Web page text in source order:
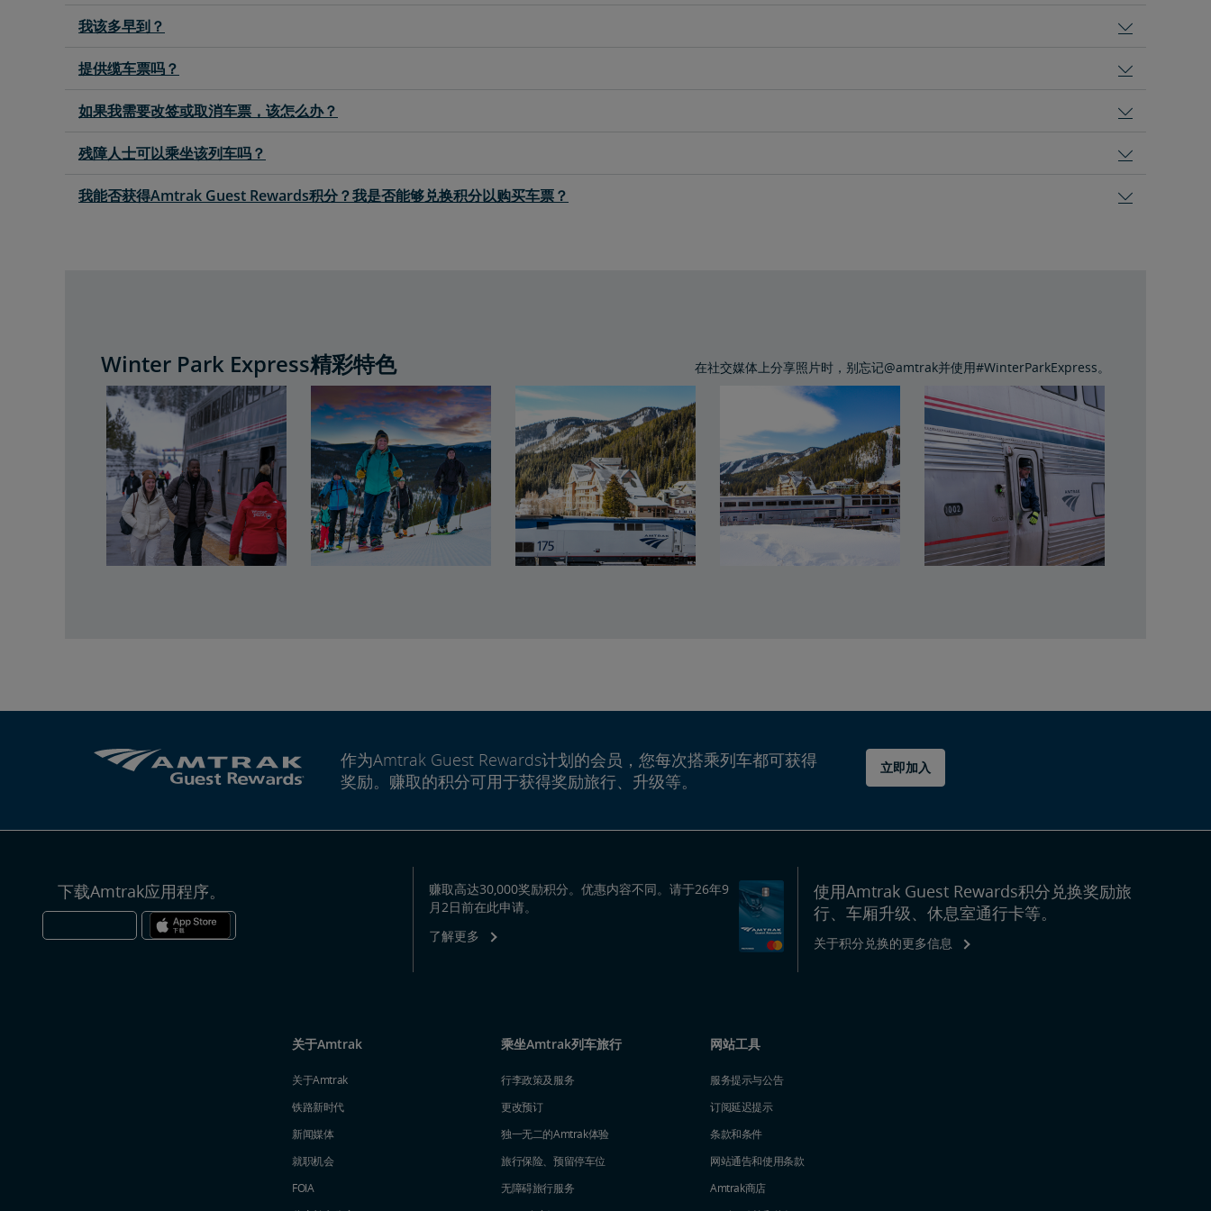
我该多早到？
提供缆车票吗？
如果我需要改签或取消车票，该怎么办？
残障人士可以乘坐该列车吗？
我能否获得Amtrak Guest Rewards积分？我是否能够兑换积分以购买车票？
Winter Park Express精彩特色 在社交媒体上分享照片时，别忘记@amtrak并使用#WinterParkExpress。
作为Amtrak Guest Rewards计划的会员，您每次搭乘列车都可获得
奖励。赚取的积分可用于获得奖励旅行、升级等。
立即加入
下载Amtrak应用程序。
赚取高达30,000奖励积分。优惠内容不同。请于26年9
月2日前在此申请。
了解更多
使用Amtrak Guest Rewards积分兑换奖励旅
行、车厢升级、休息室通行卡等。
关于积分兑换的更多信息
关于Amtrak
关于Amtrak
铁路新时代
新闻媒体
就职机会
FOIA
乘坐Amtrak列车旅行
行李政策及服务
更改预订
独一无二的Amtrak体验
旅行保险、预留停车位
无障碍旅行服务
网站工具
服务提示与公告
订阅延迟提示
条款和条件
网站通告和使用条款
Amtrak商店